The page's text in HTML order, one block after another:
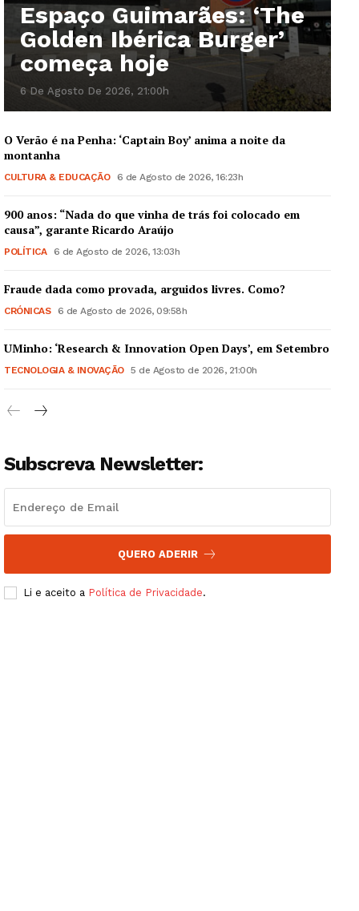
Guimarães, agora!
Institucional
Artigos
Grande Entrevista
Espaço Guimarães: ‘The
Golden Ibérica Burger’
começa hoje
6 De Agosto De 2026, 21:00h
O Verão é na Penha: ‘Captain Boy’ anima a noite da
montanha
CULTURA & EDUCAÇÃO 6 de Agosto de 2026, 16:23h
900 anos: “Nada do que vinha de trás foi colocado em
causa”, garante Ricardo Araújo
POLÍTICA 6 de Agosto de 2026, 13:03h
Fraude dada como provada, arguidos livres. Como?
CRÓNICAS 6 de Agosto de 2026, 09:58h
UMinho: ‘Research & Innovation Open Days’, em Setembro
TECNOLOGIA & INOVAÇÃO 5 de Agosto de 2026, 21:00h
Subscreva Newsletter:
QUERO ADERIR
Li e aceito a Política de Privacidade.